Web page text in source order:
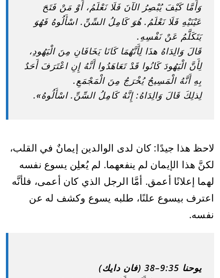
وَأَمَّا كَيْفَ يُبْصِرُ الآنَ فَلَا نَعْلَمُ، أَوْ مَنْ فَتَحَ
عَيْنَيْهِ فَلَا نَعْلَمُ. هُوَ كَامِلُ السِّنِّ. اسْأَلُوهُ فَهُوَ
يَتَكَلَّمُ عَنْ نَفْسِهِ.
قَالَ وَالِدَاهُ هذَا لِأَنَّهُمَا كَانَا يَخَافَانِ مِنَ الْيَهُودِ،
لِأَنَّ الْيَهُودَ كَانُوا قَدْ تَعَاهَدُوا أَنَّهُ إِنِ اعْتَرَفَ أَحَدٌ
بِهِ أَنَّهُ الْمَسِيحُ يُخْرَجُ مِنَ الْمَجْمَعِ.
لِذلِكَ قَالَ وَالِدَاهُ: إِنَّهُ كَامِلُ السِّنِّ. اسْأَلُوهُ».
لاحظ هذا جيدًا: كان لدى الوالدين إيمانٌ في القلب،
لكنَّ هذا الإيمان لم ينفعهما. لم يُعلِن يسوع نفسه
لهما إعلانًا أعمق. أمَّا الرجل الذي كان أعمى، فلأنَّه
اعترف بيسوع علنًا، طلبه يسوع وكشف له عن
نفسه.
يوحنا 9:35–38 (فان دايك)